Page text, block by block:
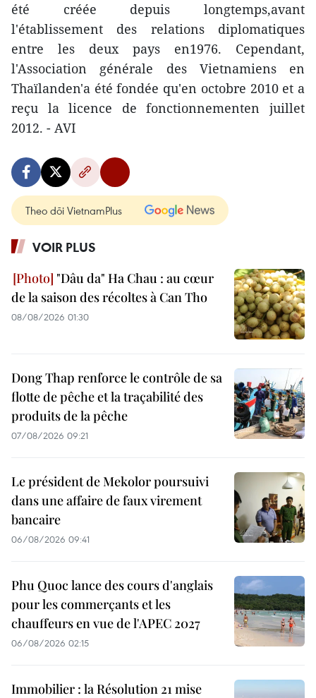
été créée depuis longtemps,avant
l'établissement des relations diplomatiques
entre les deux pays en1976. Cependant,
l'Association générale des Vietnamiens en
Thaïlanden'a été fondée qu'en octobre 2010 et a
reçu la licence de fonctionnementen juillet
2012. - AVI
Theo dõi VietnamPlus
VOIR PLUS
"Dâu da" Ha Chau : au cœur
de la saison des récoltes à Can Tho
08/08/2026 01:30
Dong Thap renforce le contrôle de sa
flotte de pêche et la traçabilité des
produits de la pêche
07/08/2026 09:21
Le président de Mekolor poursuivi
dans une affaire de faux virement
bancaire
06/08/2026 09:41
Phu Quoc lance des cours d'anglais
pour les commerçants et les
chauffeurs en vue de l'APEC 2027
06/08/2026 02:15
Immobilier : la Résolution 21 mise